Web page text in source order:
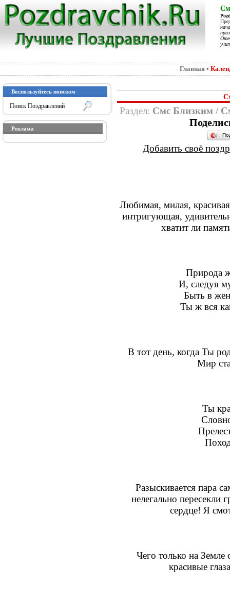
Главная •
Воспользуйтесь поиском
Реклама
Раздел: Смс Близким /
Добавить своё
Любимая, милая,
интригующая,
хватит ли
Природа
И, следуя
Быть в
Ты ж вся
В тот день, когда Ты
Мир
Ты
Разыскивается пара
нелегально
сердце! Я
Чего только на Земле
красивые